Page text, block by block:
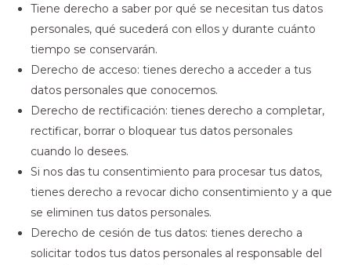
Tiene derecho a saber por qué se necesitan tus datos
personales, qué sucederá con ellos y durante cuánto
tiempo se conservarán.
Derecho de acceso: tienes derecho a acceder a tus
datos personales que conocemos.
Derecho de rectificación: tienes derecho a completar,
rectificar, borrar o bloquear tus datos personales
cuando lo desees.
Si nos das tu consentimiento para procesar tus datos,
tienes derecho a revocar dicho consentimiento y a que
se eliminen tus datos personales.
Derecho de cesión de tus datos: tienes derecho a
solicitar todos tus datos personales al responsable del